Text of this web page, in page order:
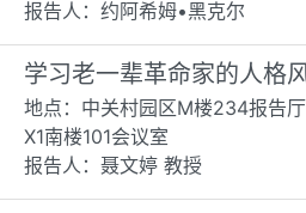
报告人：约阿希姆•黑克尔
学习老一辈革命家的人格
地点：中关村园区M楼234报告
X1南楼101会议室
报告人：聂文婷 教授